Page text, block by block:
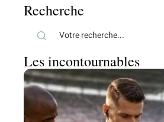
Recherche
Les incontournables